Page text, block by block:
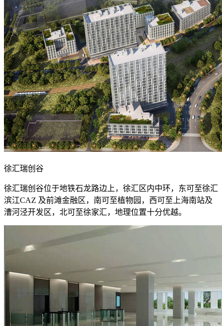
徐汇瑞创谷
徐汇瑞创谷位于地铁石龙路边上，徐汇区内中环，东可至徐汇
滨江CAZ 及前滩金融区，南可至植物园，西可至上海南站及
漕河泾开发区，北可至徐家汇，地理位置十分优越。